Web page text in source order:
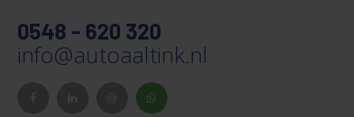
0548 - 620 320
info@autoaaltink.nl